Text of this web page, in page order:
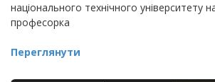
національного технічного університету
професорка
Переглянути